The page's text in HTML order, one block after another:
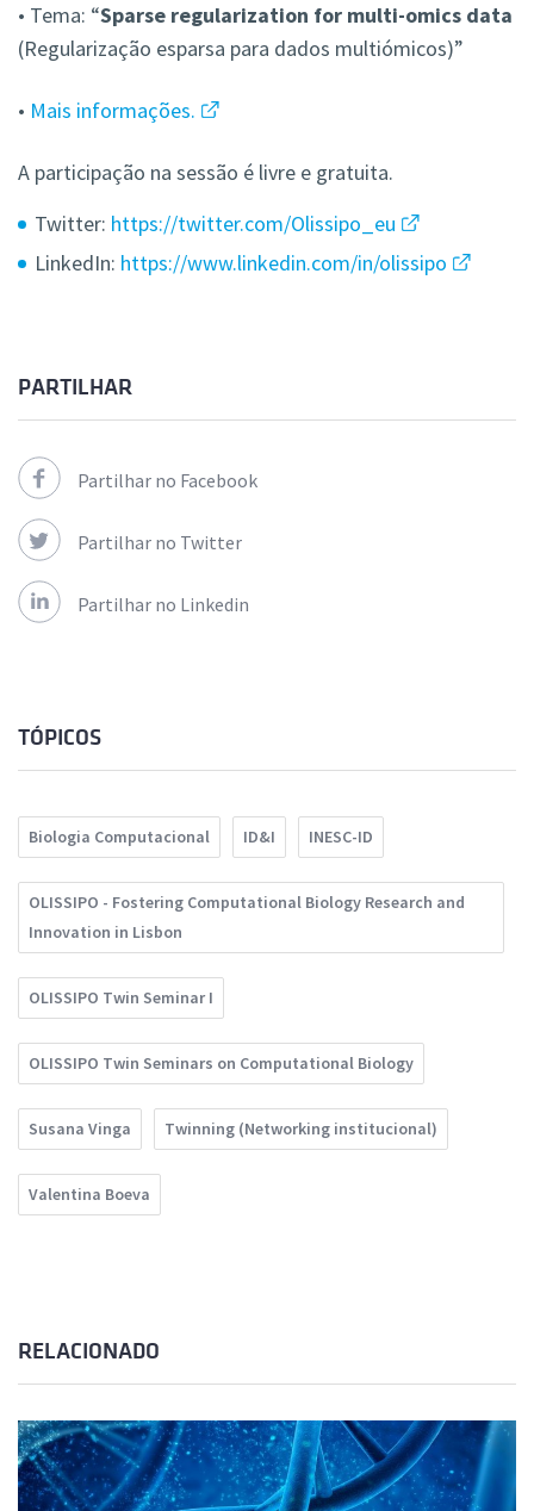
• Tema: “Sparse regularization for multi-omics data
(Regularização esparsa para dados multiómicos)”
• Mais informações.
A participação na sessão é livre e gratuita.
Twitter: https://twitter.com/Olissipo_eu
LinkedIn: https://www.linkedin.com/in/olissipo
PARTILHAR
Partilhar no Facebook
Partilhar no Twitter
Partilhar no Linkedin
TÓPICOS
Biologia Computacional ID&I INESC-ID
OLISSIPO - Fostering Computational Biology Research and
Innovation in Lisbon
OLISSIPO Twin Seminar I
OLISSIPO Twin Seminars on Computational Biology
Susana Vinga Twinning (Networking institucional)
Valentina Boeva
RELACIONADO